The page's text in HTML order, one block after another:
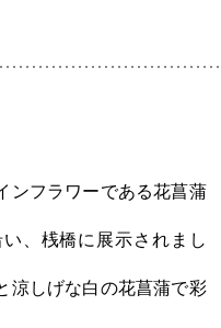
ンフラワーである花菖蒲
、桟橋に展示されまし
涼しげな白の花菖蒲で彩